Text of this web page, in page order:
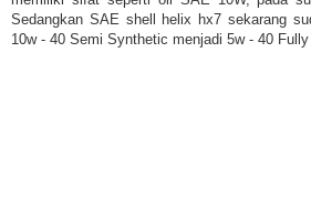
Sedangkan SAE shell helix hx7 sekarang
10w - 40 Semi Synthetic menjadi 5w - 40 Fully